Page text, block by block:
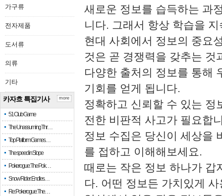
가구류
전자제품
도서류
의류
기타
카자흐 특집기사
51 Club Game
The Unassuming Thr…
Top Platform Games…
The speed in Slope
Pokerogue: The Pok…
Snow Rider: Endles…
Re: Pokerogue: The…
more
새로운 정보를 습득하는 과
니다. 그래서 항상 학습을
현대 사회에서 정보의 중요
것은 곧 경쟁력을 갖추는 것
다양한 출처의 정보를 통해
기회를 얻게 됩니다.
정확하고 신뢰할 수 있는 정
전한 비판적 사고가 필요합
정보 수집은 당신이 세상을
를 접하고 이해해보세요.
때로는 작은 정보 하나가 갑
다. 어떤 정보든 가치있게